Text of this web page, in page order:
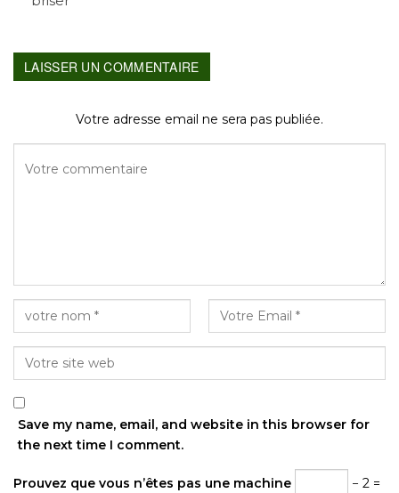
LAISSER UN COMMENTAIRE
Votre adresse email ne sera pas publiée.
Save my name, email, and website in this browser for
the next time I comment.
Prouvez que vous n’êtes pas une machine
− 2 =